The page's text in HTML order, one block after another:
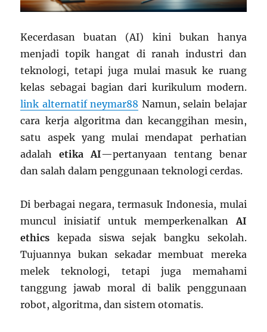
Kecerdasan buatan (AI) kini bukan hanya
menjadi topik hangat di ranah industri dan
teknologi, tetapi juga mulai masuk ke ruang
kelas sebagai bagian dari kurikulum modern.
link alternatif neymar88 Namun, selain belajar
cara kerja algoritma dan kecanggihan mesin,
satu aspek yang mulai mendapat perhatian
adalahetika AI—pertanyaan tentang benar
dan salah dalam penggunaan teknologi cerdas.
Di berbagai negara, termasuk Indonesia, mulai
muncul inisiatif untuk memperkenalkan AI
ethics kepada siswa sejak bangku sekolah.
Tujuannya bukan sekadar membuat mereka
melek teknologi, tetapi juga memahami
tanggung jawab moral di balik penggunaan
robot, algoritma, dan sistem otomatis.